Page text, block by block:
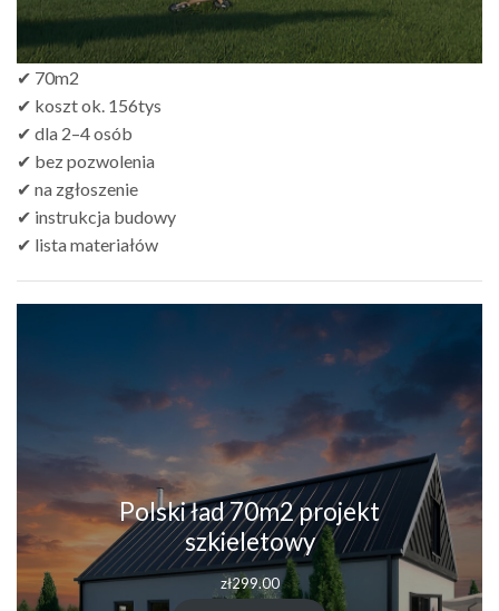
✔ 70m2
✔ koszt ok. 156tys
✔ dla 2–4 osób
✔ bez pozwolenia
✔ na zgłoszenie
✔ instrukcja budowy
✔ lista materiałów
Polski ład 70m2 projekt
szkieletowy
zł299.00